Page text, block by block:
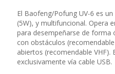
El Baofeng/Pofung UV-6 es
(5W), y multifuncional. Opera
para desempeñarse de forma
con obstáculos
abiertos (recomendable VHF).
exclusivamente vía cable USB.